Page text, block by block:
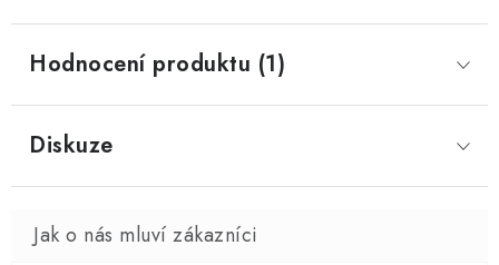
Hodnocení produktu (1)
Diskuze